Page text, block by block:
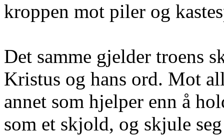
kroppen mot piler og
Det samme gjelder troens
Kristus og hans ord. Mot
annet som hjelper enn å
som et skjold, og skjule